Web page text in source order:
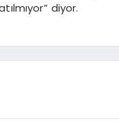
diyor.